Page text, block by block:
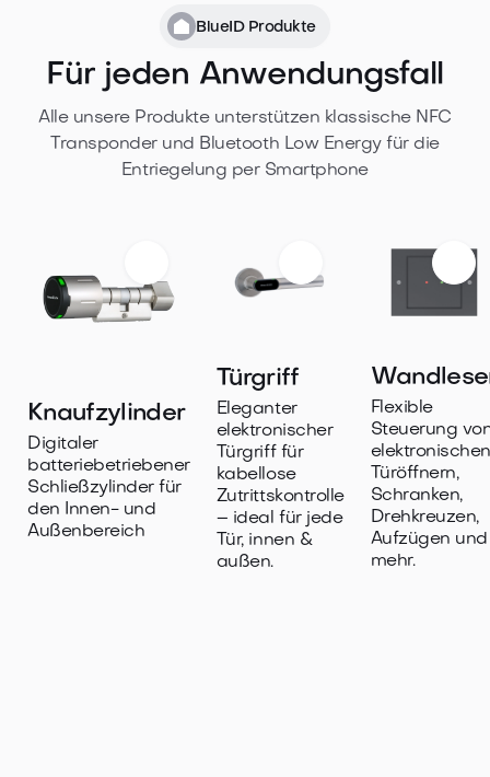
BlueID Produkte
Für jeden Anwendungsfall
Alle unsere Produkte unterstützen klassische NFC
Transponder und Bluetooth Low Energy für die
Entriegelung per Smartphone
Knaufzylinder
Digitaler
batteriebetriebener
Schließzylinder für
den Innen- und
Außenbereich
Türgriff
Eleganter
elektronischer
Türgriff für
kabellose
Zutrittskontrolle
– ideal für jede
Tür, innen &
außen.
Flexible
Steuerung
Türöffnern,
Schranken,
Drehkreuzen,
Aufzügen und
mehr.